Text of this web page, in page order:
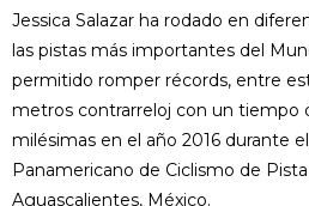
Jessica Salazar ha rodado en
las pistas más importantes del
permitido romper récords, entre
metros contrarreloj con un tiempo
milésimas en el año 2016 durante
Panamericano de Ciclismo de
Aguascalientes, México.